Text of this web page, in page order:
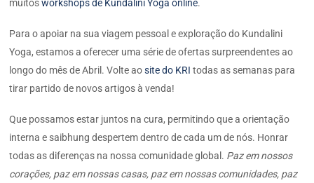
muitosworkshops de Kundalini Yoga online.
Para o apoiar na sua viagem pessoal e exploração do Kundalini
Yoga, estamos a oferecer uma série de ofertas surpreendentes ao
longo do mês de Abril. Volte aosite do KRI todas as semanas para
tirar partido de novos artigos à venda!
Que possamos estar juntos na cura, permitindo que a orientação
interna e saibhung despertem dentro de cada um de nós. Honrar
todas as diferenças na nossa comunidade global. Paz em nossos
corações, paz em nossas casas, paz em nossas comunidades, paz